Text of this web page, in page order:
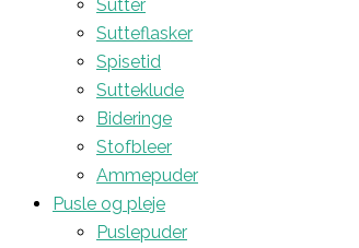
Sutter
Sutteflasker
Spisetid
Sutteklude
Bideringe
Stofbleer
Ammepuder
Pusle og pleje
Puslepuder